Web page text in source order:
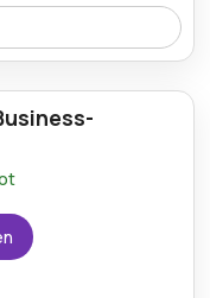
berechtigte
Erlebnisse
Preis